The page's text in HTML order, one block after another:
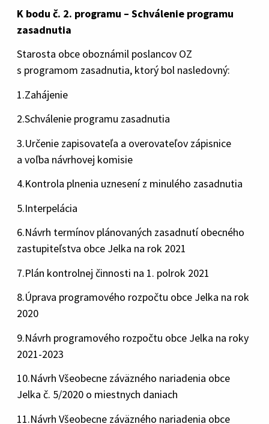
K bodu č. 2. programu – Schválenie programu
zasadnutia
Starosta obce oboznámil poslancov OZ
s programom zasadnutia, ktorý bol nasledovný:
1.Zahájenie
2.Schválenie programu zasadnutia
3.Určenie zapisovateľa a overovateľov zápisnice
a voľba návrhovej komisie
4.Kontrola plnenia uznesení z minulého zasadnutia
5.Interpelácia
6.Návrh termínov plánovaných zasadnutí obecného
zastupiteľstva obce Jelka na rok 2021
7.Plán kontrolnej činnosti na 1. polrok 2021
8.Úprava programového rozpočtu obce Jelka na rok
2020
9.Návrh programového rozpočtu obce Jelka na roky
2021-2023
10.Návrh Všeobecne záväzného nariadenia obce
Jelka č. 5/2020 o miestnych daniach
11.Návrh Všeobecne záväzného nariadenia obce